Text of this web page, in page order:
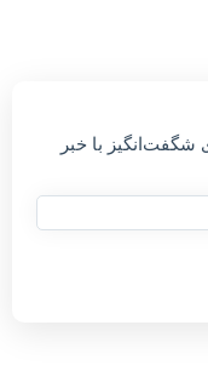
شگفت‌انگیز با خبر